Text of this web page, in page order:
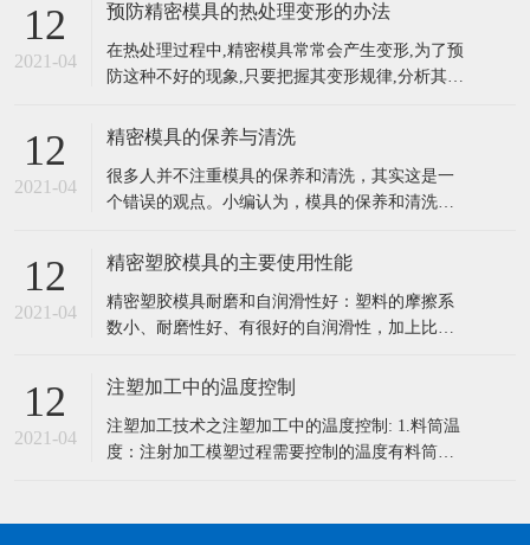
12
2021-04
预防精密模具的热处理变形的办法
在热处理过程中,精密模具常常会产生变形,为了预
防这种不好的现象,只要把握其变形规律,分析其产
能够减少的,也是能够控制的。一般来说,对精密复
道选材。对精密复杂模具应选择材质好的微变形
模具钢(如空淬钢)
12
2021-04
精密模具的保养与清洗
很多人并不注重模具的保养和清洗，其实这是一
个错误的观点。小编认为，模具的保养和清洗工
率，不注意保养和清洗也会影响模具的使用寿命
和清洗工作。 一：精密模具的保养5大要点 1、模
具长时间使用后必须磨刃口，研磨
12
2021-04
精密塑胶模具的主要使用性能
精密塑胶模具耐磨和自润滑性好：塑料的摩擦系
数小、耐磨性好、有很好的自润滑性，加上比强
至干摩擦条件下有效地工作。 1、密度小：塑料
的意义，尤其是对车辆、船舶、飞机、宇宙航天
器而言。 2、比强度和比刚度高：
12
2021-04
注塑加工中的温度控制
注塑加工技术之注塑加工中的温度控制: 1.料筒温
度：注射加工模塑过程需要控制的温度有料筒温
塑料的流动和冷却。每一种塑料都具有不同的流